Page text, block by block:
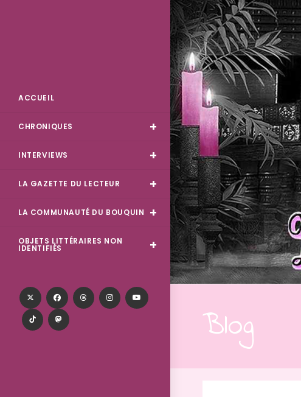
ACCUEIL
CHRONIQUES
INTERVIEWS
LA GAZETTE DU LECTEUR
LA COMMUNAUTÉ DU BOUQUIN
OBJETS LITTÉRAIRES NON
IDENTIFIÉS
Blog